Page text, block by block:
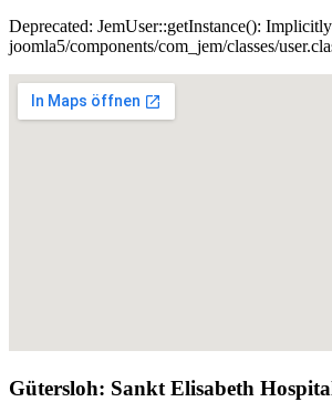
Deprecated: JemUser::getInstance():
joomla5/components/com_jem/classes/
Gütersloh: Sankt Elisabeth